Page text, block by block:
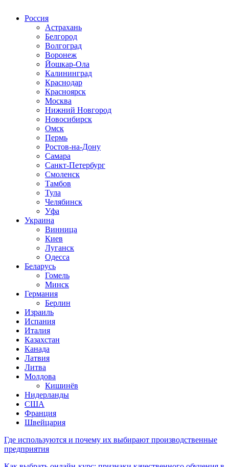
Россия
Астрахань
Белгород
Волгоград
Воронеж
Йошкар-Ола
Калининград
Краснодар
Красноярск
Москва
Нижний Новгород
Новосибирск
Омск
Пермь
Ростов-на-Дону
Самара
Санкт-Петербург
Смоленск
Тамбов
Тула
Челябинск
Уфа
Украина
Винница
Киев
Луганск
Одесса
Беларусь
Гомель
Минск
Германия
Берлин
Израиль
Испания
Италия
Казахстан
Канада
Латвия
Литва
Молдова
Кишинёв
Нидерланды
США
Франция
Швейцария
Где используются и почему их выбирают производственные
предприятия